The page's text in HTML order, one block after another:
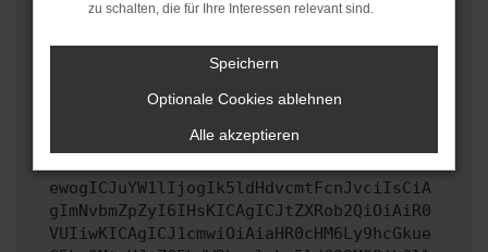
Wende dich an den Webseitenbetreiber.
Wenn du alle oben genannten Schritte versucht hast,
kontaktiere uns bitte. Wir werden versuchen, das
Problem zu beheben. Du kannst uns diesen Text
schicken, um uns bei der Fehlersuche zu
ewogICJuYW1lIjogIk5ldHdvcmtFcnJvciIsCiA
gImNvbmZpZyI6IHsKICAgICJtZXRob2QiOiAiR0
VUIiwKICAgICJ1cmwiOiAiaHR0cHM6Ly9hcGkue
zu schalten, die für Ihre Interessen relevant sind.
Speichern
Optionale Cookies ablehnen
Alle akzeptieren